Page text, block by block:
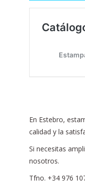
En Estebro,
calidad y la
Si necesitas
nosotros.
Tfno. +34 976